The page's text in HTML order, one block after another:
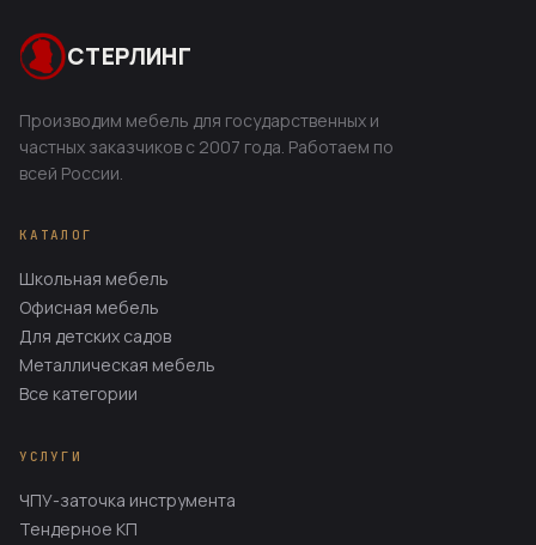
СТЕРЛИНГ
Производим мебель для государственных и
частных заказчиков с 2007 года. Работаем по
всей России.
КАТАЛОГ
Школьная мебель
Офисная мебель
Для детских садов
Металлическая мебель
Все категории
УСЛУГИ
ЧПУ-заточка инструмента
Тендерное КП